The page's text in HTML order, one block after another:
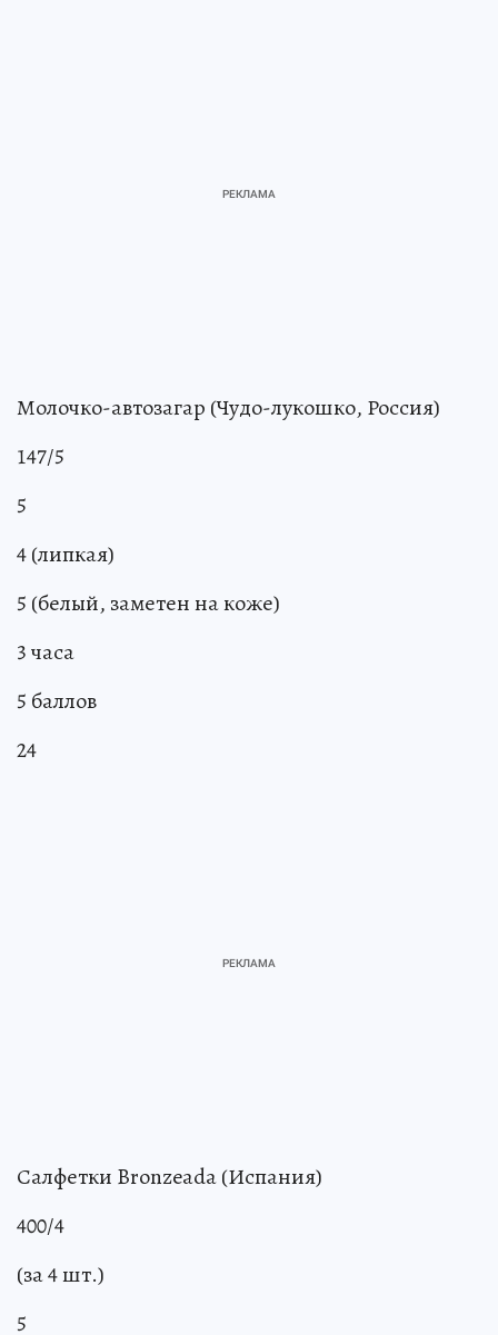
Молочко-автозагар (Чудо-лукошко, Россия)
147/5
5
4 (липкая)
5 (белый, заметен на коже)
3 часа
5 баллов
24
Салфетки Bronzeada (Испания)
400/4
(за 4 шт.)
5